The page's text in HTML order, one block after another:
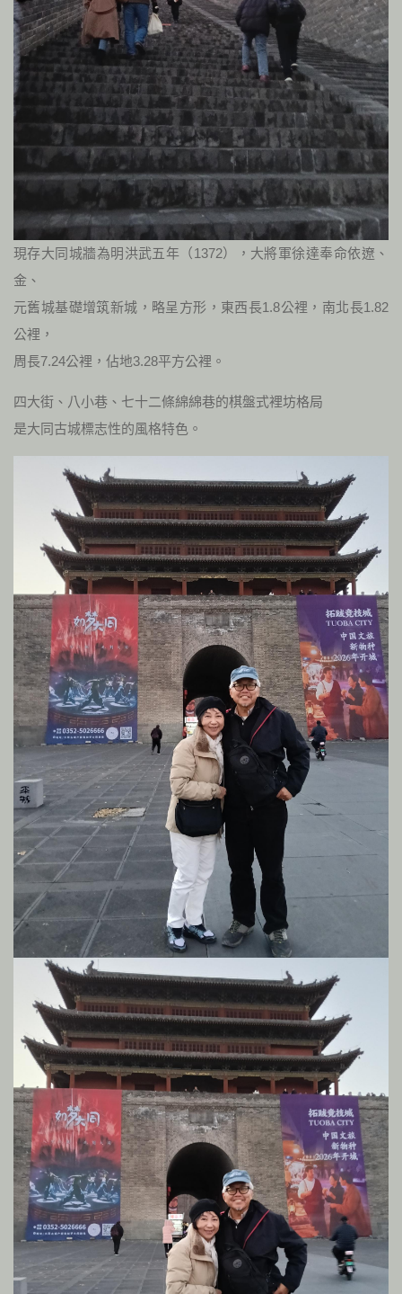
現存大同城牆為明洪武五年（1372），大將軍徐達奉命依遼、
金、
元舊城基礎增筑新城，略呈方形，東西長1.8公裡，南北長1.82
公裡，
周長7.24公裡，佔地3.28平方公裡。
四大街、八小巷、七十二條綿綿巷的棋盤式裡坊格局
是大同古城標志性的風格特色。